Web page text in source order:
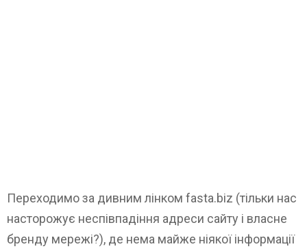
Переходимо за дивним лінком fasta.biz (тільки нас
насторожує неспівпадіння адреси сайту і власне
бренду мережі?), де нема майже ніякої інформації